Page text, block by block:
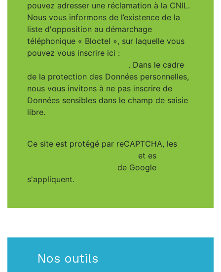
pouvez adresser une réclamation à la CNIL.
Nous vous informons de l’existence de la
liste d'opposition au démarchage
téléphonique « Bloctel », sur laquelle vous
pouvez vous inscrire ici :
. Dans le cadre
de la protection des Données personnelles,
nous vous invitons à ne pas inscrire de
Données sensibles dans le champ de saisie
libre.
Ce site est protégé par reCAPTCHA, les
et es
de Google
s'appliquent.
Nos outils